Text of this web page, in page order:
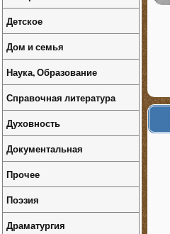
Детское
Дом и семья
Наука, Образование
Справочная литература
Духовность
Документальная
Прочее
Поэзия
Драматургия